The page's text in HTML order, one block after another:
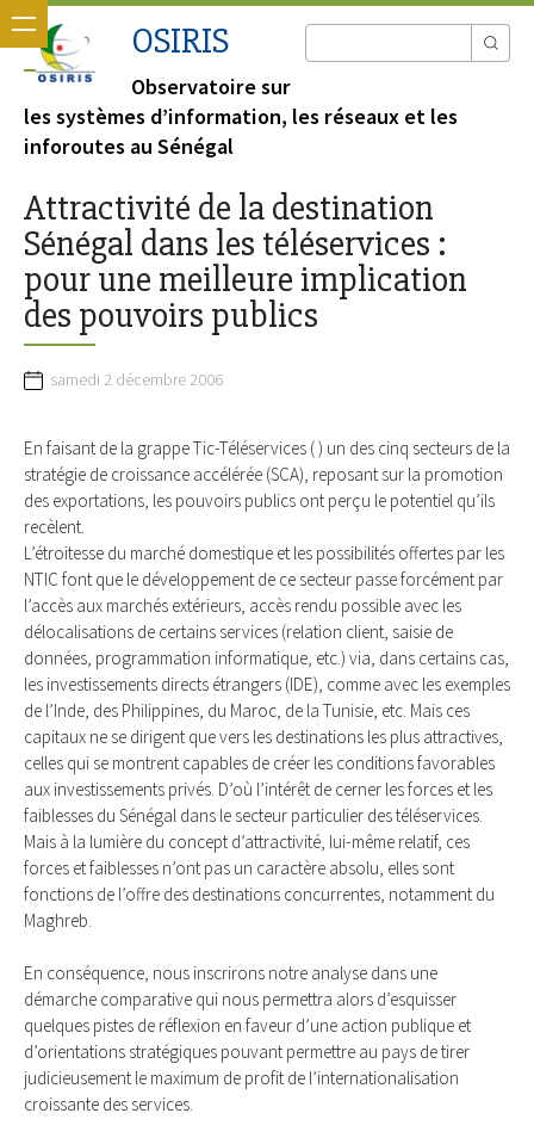
OSIRIS
Observatoire sur
les systèmes d’information, les réseaux et les
inforoutes au Sénégal
Attractivité de la destination
Sénégal dans les téléservices :
pour une meilleure implication
des pouvoirs publics
samedi 2 décembre 2006
En faisant de la grappe Tic-Téléservices ( ) un des cinq secteurs de la
stratégie de croissance accélérée (SCA), reposant sur la promotion
des exportations, les pouvoirs publics ont perçu le potentiel qu’ils
recèlent.
L’étroitesse du marché domestique et les possibilités offertes par les
NTIC font que le développement de ce secteur passe forcément par
l’accès aux marchés extérieurs, accès rendu possible avec les
délocalisations de certains services (relation client, saisie de
données, programmation informatique, etc.) via, dans certains cas,
les investissements directs étrangers (IDE), comme avec les exemples
de l’Inde, des Philippines, du Maroc, de la Tunisie, etc. Mais ces
capitaux ne se dirigent que vers les destinations les plus attractives,
celles qui se montrent capables de créer les conditions favorables
aux investissements privés. D’où l’intérêt de cerner les forces et les
faiblesses du Sénégal dans le secteur particulier des téléservices.
Mais à la lumière du concept d’attractivité, lui-même relatif, ces
forces et faiblesses n’ont pas un caractère absolu, elles sont
fonctions de l’offre des destinations concurrentes, notamment du
Maghreb.
En conséquence, nous inscrirons notre analyse dans une
démarche comparative qui nous permettra alors d’esquisser
quelques pistes de réflexion en faveur d’une action publique et
d’orientations stratégiques pouvant permettre au pays de tirer
judicieusement le maximum de profit de l’internationalisation
croissante des services.